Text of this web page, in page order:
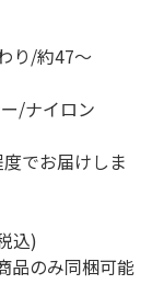
り/約47～
/ナイロン
でお届けしま
込)
品のみ同梱可能